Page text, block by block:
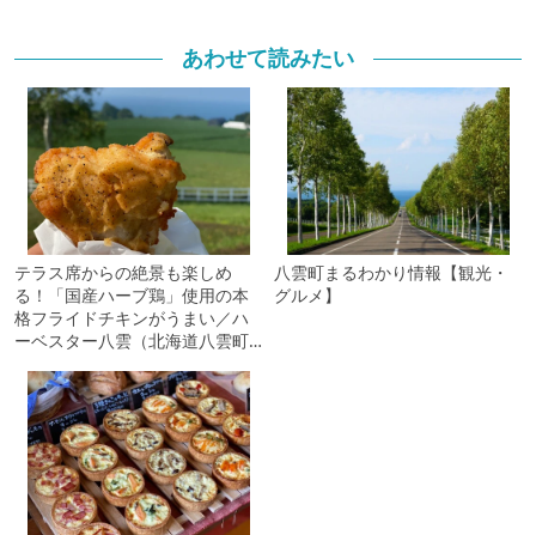
あわせて読みたい
テラス席からの絶景も楽しめ
る！「国産ハーブ鶏」使用の本
格フライドチキンがうまい／ハ
ーベスター八雲（北海道八雲町…
八雲町まるわかり情報【観光・
グルメ】